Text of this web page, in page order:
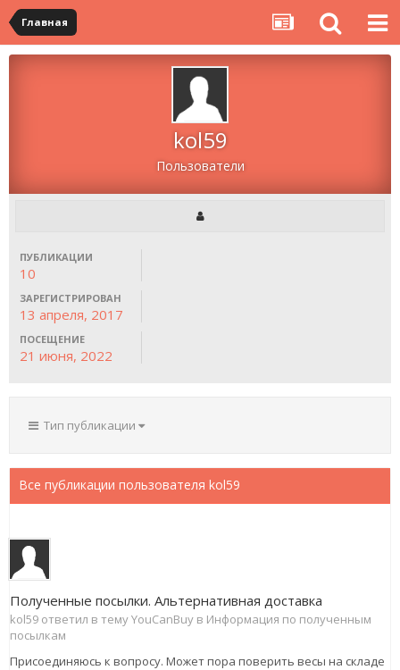
Главная
kol59
Пользователи
ПУБЛИКАЦИИ
10
ЗАРЕГИСТРИРОВАН
13 апреля, 2017
ПОСЕЩЕНИЕ
21 июня, 2022
Тип публикации
Все публикации пользователя kol59
Полученные посылки. Альтернативная доставка
kol59 ответил в тему YouCanBuy в Информация по полученным
посылкам
Присоединяюсь к вопросу. Может пора поверить весы на складе